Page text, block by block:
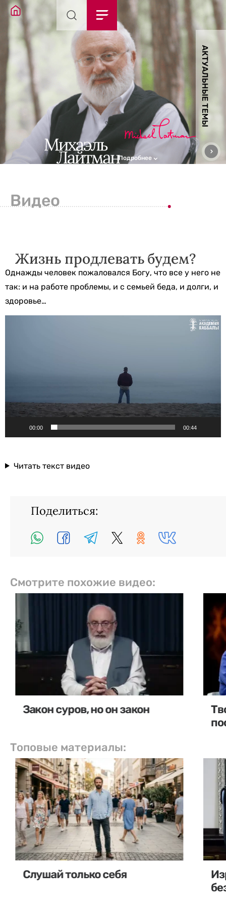
АКТУАЛЬНЫЕ ТЕМЫ
Подробнее
Видео
Жизнь продлевать будем?
Однажды человек пожаловался Богу, что все у него не
так: и на работе проблемы, и с семьей беда, и долги, и
здоровье…
00:00 00:44
Читать текст видео
Поделиться:
Смотрите похожие видео:
Закон суров, но он закон
Топовые материалы:
Слушай только себя